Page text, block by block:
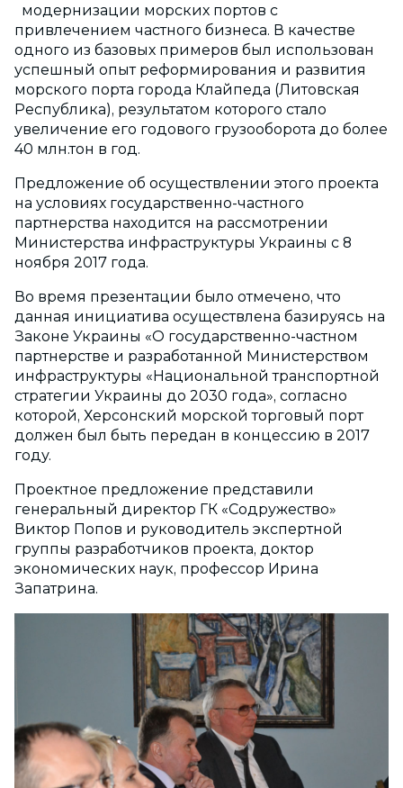
модернизации морских портов с
привлечением частного бизнеса. В качестве
одного из базовых примеров был использован
успешный опыт реформирования и развития
морского порта города Клайпеда (Литовская
Республика), результатом которого стало
увеличение его годового грузооборота до более
40 млн.тон в год.
Предложение об осуществлении этого проекта
на условиях государственно-частного
партнерства находится на рассмотрении
Министерства инфраструктуры Украины с 8
ноября 2017 года.
Во время презентации было отмечено, что
данная инициатива осуществлена базируясь на
Законе Украины «О государственно-частном
партнерстве и разработанной Министерством
инфраструктуры «Национальной транспортной
стратегии Украины до 2030 года», согласно
которой, Херсонский морской торговый порт
должен был быть передан в концессию в 2017
году.
Проектное предложение представили
генеральный директор ГК «Содружество»
Виктор Попов и руководитель экспертной
группы разработчиков проекта, доктор
экономических наук, профессор Ирина
Запатрина.